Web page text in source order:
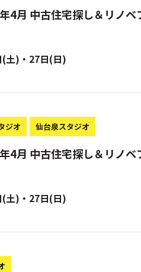
4月 中古住宅探し＆リノベ
土)・27日(日)
ジオ 仙台泉スタジオ
4月 中古住宅探し＆リノベ
土)・27日(日)